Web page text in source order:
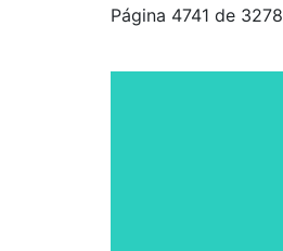
Página 4741 de 3278